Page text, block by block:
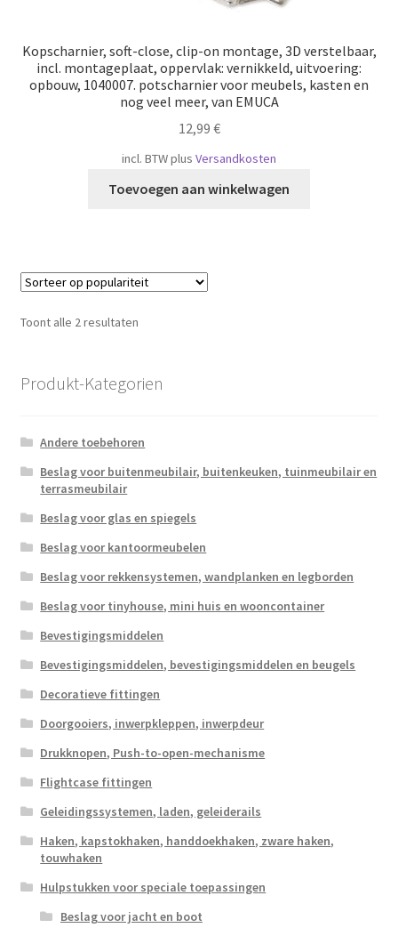
Kopscharnier, soft-close, clip-on montage, 3D verstelbaar,
incl. montageplaat, oppervlak: vernikkeld, uitvoering:
opbouw, 1040007. potscharnier voor meubels, kasten en
nog veel meer, van EMUCA
12,99 €
incl. BTWplus Versandkosten
Toevoegen aan winkelwagen
Toont alle 2 resultatenGesorteerd
Produkt-Kategorien
Andere toebehoren
Beslag voor buitenmeubilair, buitenkeuken, tuinmeubilair en
terrasmeubilair
Beslag voor glas en spiegels
Beslag voor kantoormeubelen
Beslag voor rekkensystemen, wandplanken en legborden
Beslag voor tinyhouse, mini huis en wooncontainer
Bevestigingsmiddelen
Bevestigingsmiddelen, bevestigingsmiddelen en beugels
Decoratieve fittingen
Doorgooiers, inwerpkleppen, inwerpdeur
Drukknopen, Push-to-open-mechanisme
Flightcase fittingen
Geleidingssystemen, laden, geleiderails
Haken, kapstokhaken, handdoekhaken, zware haken,
touwhaken
Hulpstukken voor speciale toepassingen
Beslag voor jacht en boot